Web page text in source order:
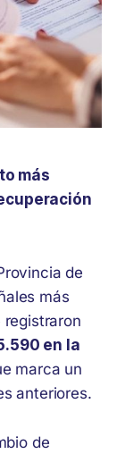
más
de
más
registraron
en la
marca un
anteriores.
de